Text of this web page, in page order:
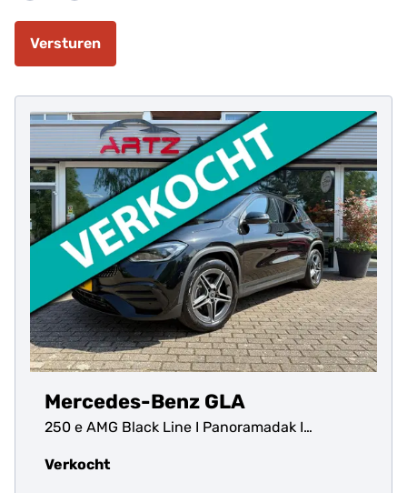
Versturen
Mercedes-Benz GLA
250 e AMG Black Line I Panoramadak I
Verkocht